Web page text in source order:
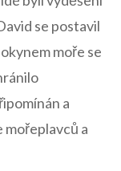
‍se postavil
moře ‍se
‌a
​mořeplavců a